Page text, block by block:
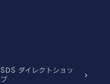
SDS ダイレクトショッ
プ